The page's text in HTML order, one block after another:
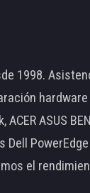
1998.
ASUS
Dell
el